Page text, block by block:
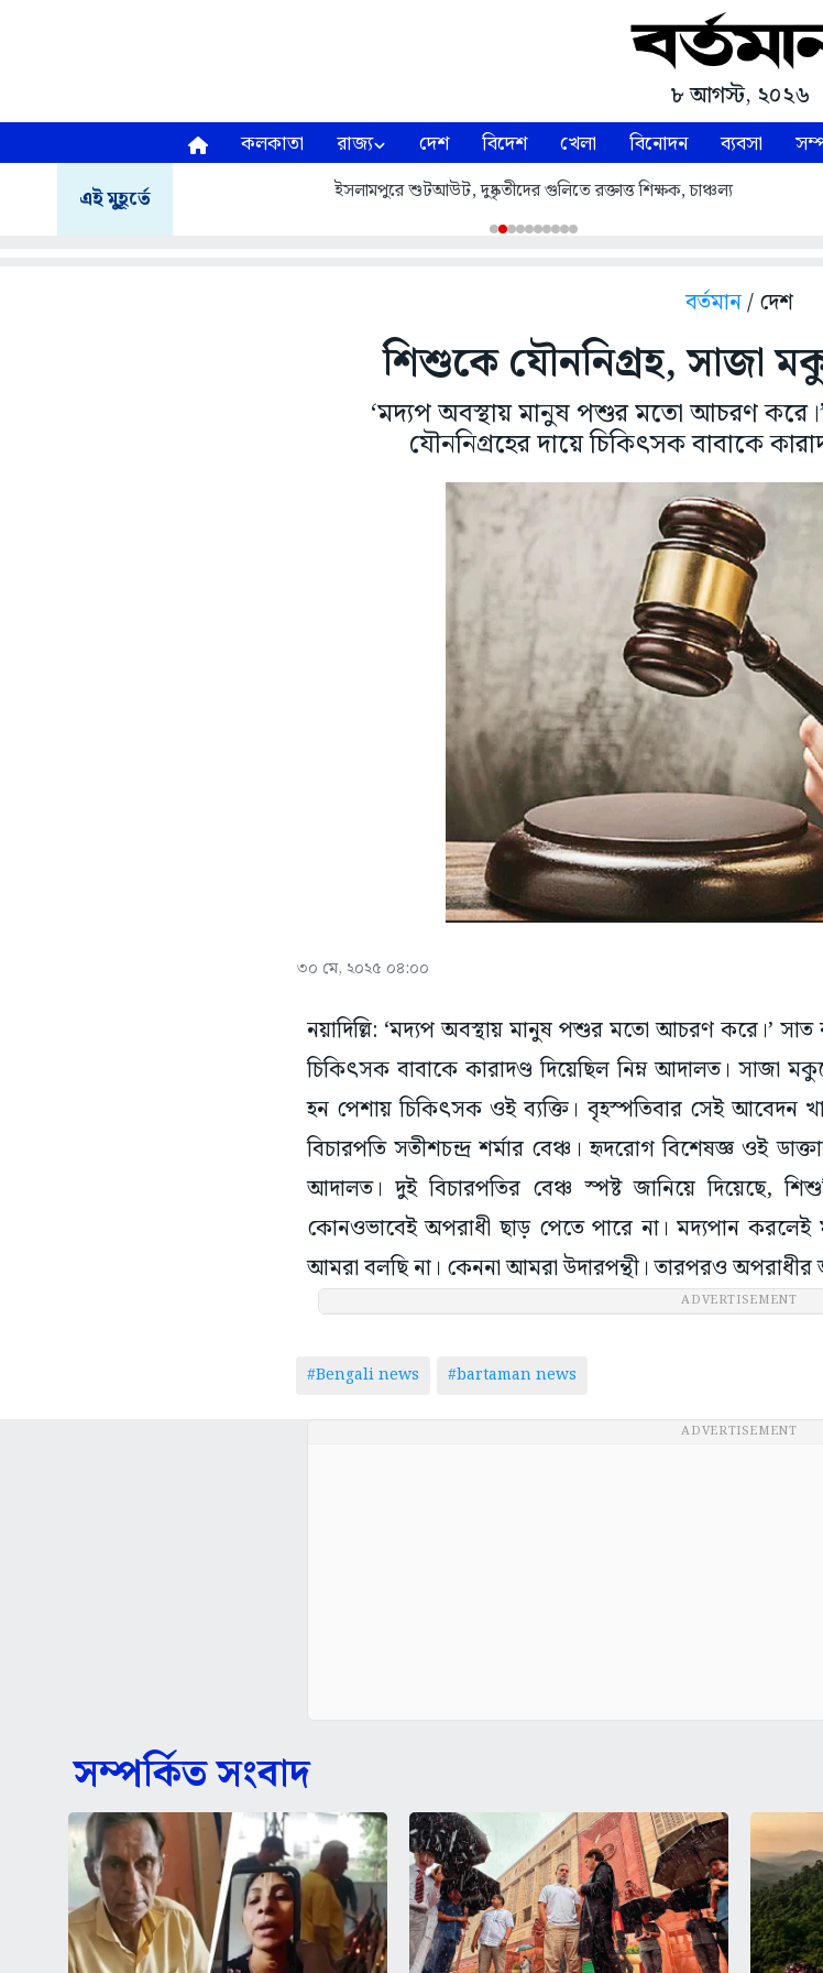
৮ আগস্ট, ২০২৬
কলকাতা রাজ্য দেশ বিদেশ খেলা বিনোদন ব্যবসা
এই মুহূর্তে ইসলামপুরে শুটআউট, দুষ্কৃতীদের গুলিতে রক্তাত্ত শিক্ষক, চাঞ্চল্য
বর্তমান/ দেশ
শিশুকে যৌননিগ্রহ, সাজা
‘মদ্যপ অবস্থায় মানুষ পশুর মতো আচরণ
যৌননিগ্রহের দায়ে চিকিৎসক বাবাকে
৩০ মে, ২০২৫ ০৪:০০
নয়াদিল্লি: ‘মদ্যপ অবস্থায় মানুষ পশুর মতো আচরণ করে।’
চিকিৎসক বাবাকে কারাদণ্ড দিয়েছিল নিম্ন আদালত। সাজা
হন পেশায় চিকিৎসক ওই ব্যক্তি। বৃহস্পতিবার সেই আবেদন
বিচারপতি সতীশচন্দ্র শর্মার বেঞ্চ। হৃদরোগ বিশেষজ্ঞ ওই
আদালত। দুই বিচারপতির বেঞ্চ স্পষ্ট জানিয়ে দিয়েছে,
কোনওভাবেই অপরাধী ছাড় পেতে পারে না। মদ্যপান
আমরা বলছি না। কেননা আমরা উদারপন্থী। তারপরও অপরাধীর
ADVERTISEMENT
#Bengali news #bartaman news
ADVERTISEMENT
সম্পর্কিত সংবাদ